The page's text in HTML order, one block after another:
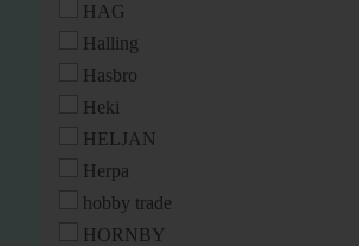
HAG
Halling
Hasbro
Heki
HELJAN
Herpa
hobby trade
HORNBY